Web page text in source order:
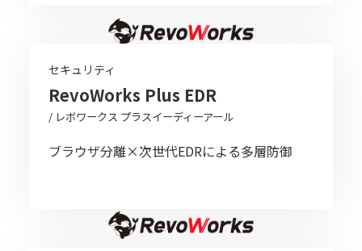
セキュリティ
RevoWorks Plus EDR
/ レボワークス プラスイーディーアール
ブラウザ分離×次世代EDRによる多層防御